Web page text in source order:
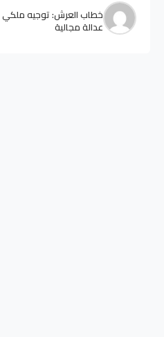
خطاب العرش: توجيه ملكي
عدالة مجالية